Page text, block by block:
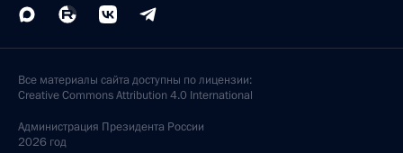
Все материалы сайта доступны по лицензии:
Creative Commons Attribution 4.0 International
Администрация Президента России
2026 год